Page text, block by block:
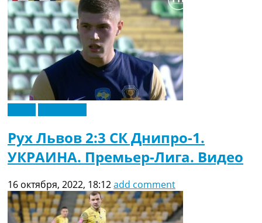
Рух Львов 2:3 СК Днипро-1.
УКРАИНА. Премьер-Лига. Видео
16 октября, 2022, 18:12add comment